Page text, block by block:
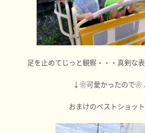
足を止めてじっと観察・・・真剣な表
↓❀可愛かったので
おまけのベストショット